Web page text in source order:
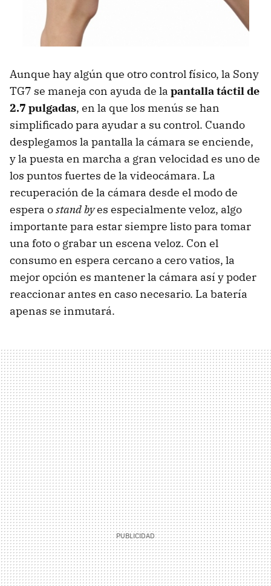
Aunque hay algún que otro control físico, la Sony
TG7 se maneja con ayuda de la pantalla táctil de
2.7 pulgadas, en la que los menús se han
simplificado para ayudar a su control. Cuando
desplegamos la pantalla la cámara se enciende,
y la puesta en marcha a gran velocidad es uno de
los puntos fuertes de la videocámara. La
recuperación de la cámara desde el modo de
espera ostand byes especialmente veloz, algo
importante para estar siempre listo para tomar
una foto o grabar un escena veloz. Con el
consumo en espera cercano a cero vatios, la
mejor opción es mantener la cámara así y poder
reaccionar antes en caso necesario. La batería
apenas se inmutará.